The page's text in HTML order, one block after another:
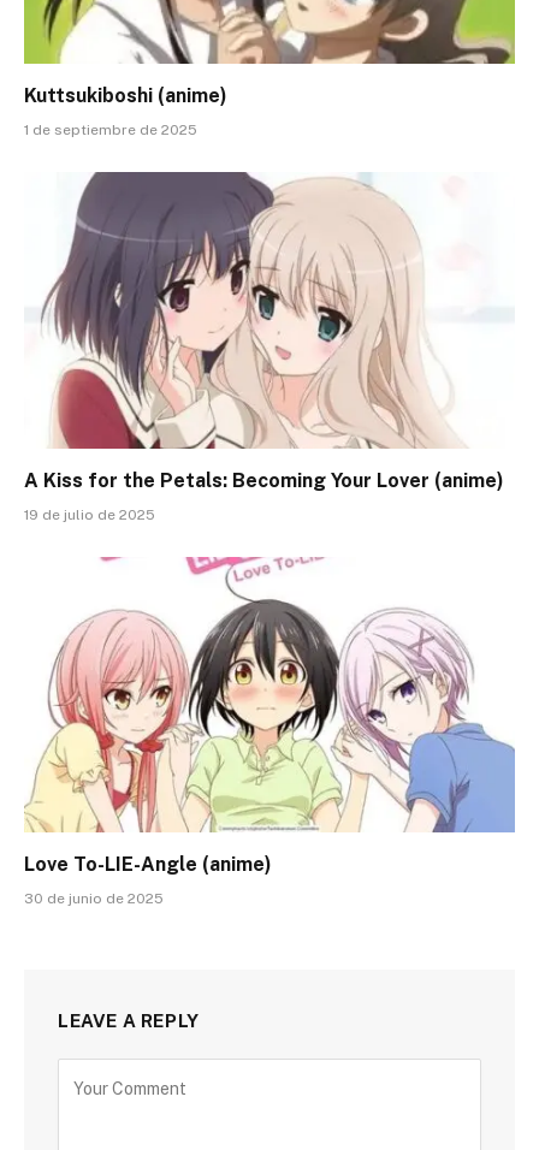
Kuttsukiboshi (anime)
1 de septiembre de 2025
A Kiss for the Petals: Becoming Your Lover (anime)
19 de julio de 2025
Love To-LIE-Angle (anime)
30 de junio de 2025
LEAVE A REPLY